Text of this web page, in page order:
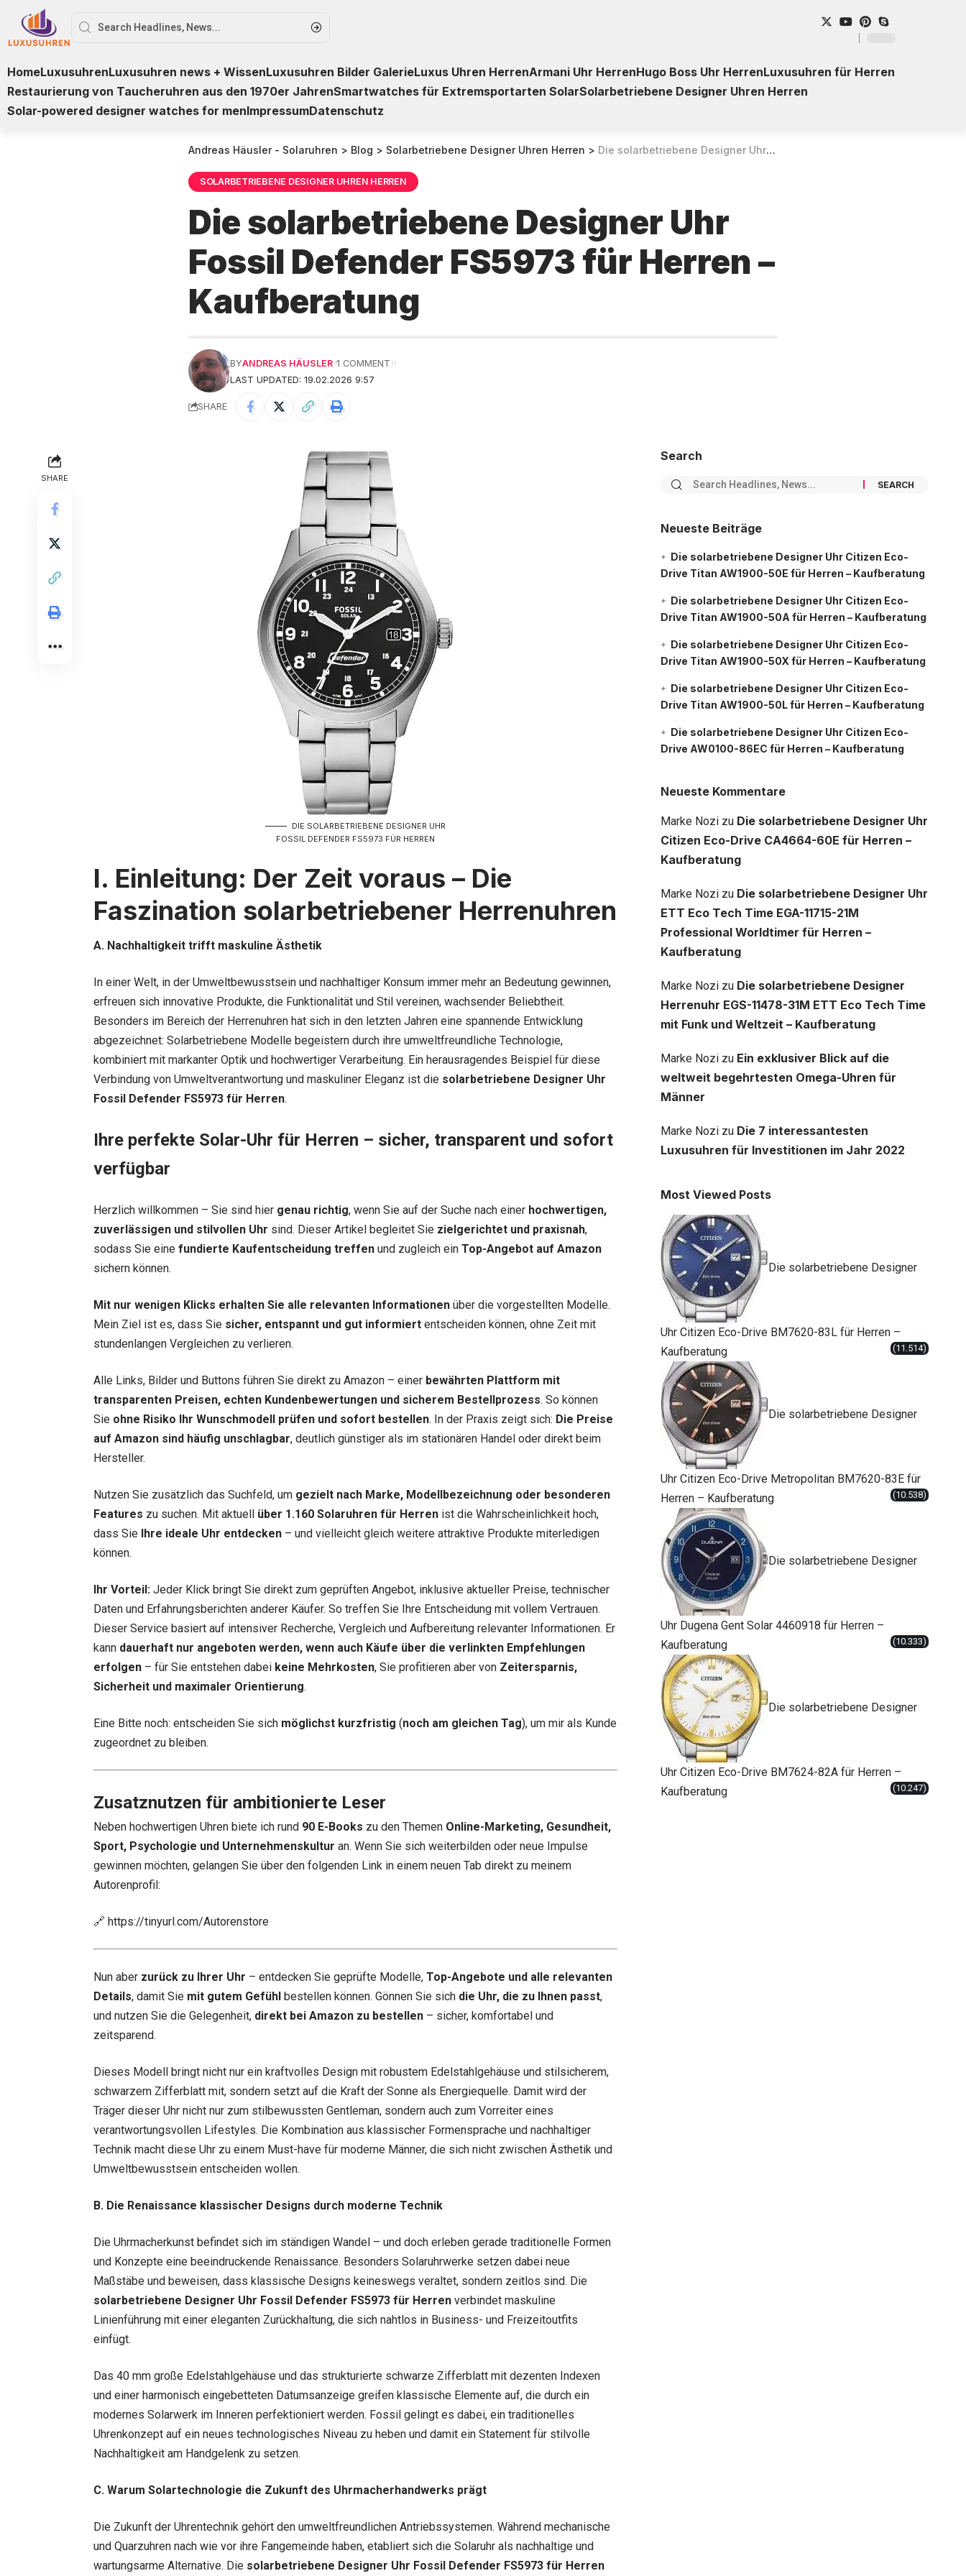
HomeLuxusuhrenLuxusuhren news + WissenLuxusuhren Bilder GalerieLuxus Uhren HerrenArmani Uhr HerrenHugo Boss Uhr HerrenLuxusuhren für Herren
Restaurierung von Taucheruhren aus den 1970er JahrenSmartwatches für Extremsportarten SolarSolarbetriebene Designer Uhren Herren
Solar-powered designer watches for menImpressumDatenschutz
Andreas Häusler - Solaruhren > Blog > Solarbetriebene Designer Uhren Herren > Die solarbetriebene Designer Uhr Fossil Defender FS5973 für Herren – Kaufberatung
SOLARBETRIEBENE DESIGNER UHREN HERREN
Die solarbetriebene Designer Uhr
Fossil Defender FS5973 für Herren –
Kaufberatung
LAST UPDATED: 19.02.2026 9:57
BYANDREAS HÄUSLER 1 COMMENT
SHARE
SHARE
DIE SOLARBETRIEBENE DESIGNER UHR
FOSSIL DEFENDER FS5973 FÜR HERREN
I. Einleitung: Der Zeit voraus – Die
Faszination solarbetriebener Herrenuhren
A. Nachhaltigkeit trifft maskuline Ästhetik
In einer Welt, in der Umweltbewusstsein und nachhaltiger Konsum immer mehr an Bedeutung gewinnen,
erfreuen sich innovative Produkte, die Funktionalität und Stil vereinen, wachsender Beliebtheit.
Besonders im Bereich der Herrenuhren hat sich in den letzten Jahren eine spannende Entwicklung
abgezeichnet: Solarbetriebene Modelle begeistern durch ihre umweltfreundliche Technologie,
kombiniert mit markanter Optik und hochwertiger Verarbeitung. Ein herausragendes Beispiel für diese
Verbindung von Umweltverantwortung und maskuliner Eleganz ist die solarbetriebene Designer Uhr
Fossil Defender FS5973 für Herren.
Ihre perfekte Solar-Uhr für Herren – sicher, transparent und sofort
verfügbar
Herzlich willkommen – Sie sind hier genau richtig, wenn Sie auf der Suche nach einer hochwertigen,
zuverlässigen und stilvollen Uhr sind. Dieser Artikel begleitet Sie zielgerichtet und praxisnah,
sodass Sie eine fundierte Kaufentscheidung treffen und zugleich ein Top-Angebot auf Amazon
sichern können.
Mit nur wenigen Klicks erhalten Sie alle relevanten Informationen über die vorgestellten Modelle.
Mein Ziel ist es, dass Sie sicher, entspannt und gut informiert entscheiden können, ohne Zeit mit
stundenlangen Vergleichen zu verlieren.
Alle Links, Bilder und Buttons führen Sie direkt zu Amazon – einer bewährten Plattform mit
transparenten Preisen, echten Kundenbewertungen und sicherem Bestellprozess. So können
Sie ohne Risiko Ihr Wunschmodell prüfen und sofort bestellen. In der Praxis zeigt sich: Die Preise
auf Amazon sind häufig unschlagbar, deutlich günstiger als im stationären Handel oder direkt beim
Hersteller.
Nutzen Sie zusätzlich das Suchfeld, um gezielt nach Marke, Modellbezeichnung oder besonderen
Features zu suchen. Mit aktuell über 1.160 Solaruhren für Herren ist die Wahrscheinlichkeit hoch,
dass Sie Ihre ideale Uhr entdecken – und vielleicht gleich weitere attraktive Produkte miterledigen
können.
Ihr Vorteil: Jeder Klick bringt Sie direkt zum geprüften Angebot, inklusive aktueller Preise, technischer
Daten und Erfahrungsberichten anderer Käufer. So treffen Sie Ihre Entscheidung mit vollem Vertrauen.
Dieser Service basiert auf intensiver Recherche, Vergleich und Aufbereitung relevanter Informationen. Er
kann dauerhaft nur angeboten werden, wenn auch Käufe über die verlinkten Empfehlungen
erfolgen – für Sie entstehen dabei keine Mehrkosten, Sie profitieren aber von Zeitersparnis,
Sicherheit und maximaler Orientierung.
Eine Bitte noch: entscheiden Sie sich möglichst kurzfristig (noch am gleichen Tag), um mir als Kunde
zugeordnet zu bleiben.
Zusatznutzen für ambitionierte Leser
Neben hochwertigen Uhren biete ich rund 90 E-Books zu den Themen Online-Marketing, Gesundheit,
Sport, Psychologie und Unternehmenskultur an. Wenn Sie sich weiterbilden oder neue Impulse
gewinnen möchten, gelangen Sie über den folgenden Link in einem neuen Tab direkt zu meinem
Autorenprofil:
🔗 https://tinyurl.com/Autorenstore
Nun aber zurück zu Ihrer Uhr – entdecken Sie geprüfte Modelle, Top-Angebote und alle relevanten
Details, damit Sie mit gutem Gefühl bestellen können. Gönnen Sie sich die Uhr, die zu Ihnen passt,
und nutzen Sie die Gelegenheit, direkt bei Amazon zu bestellen – sicher, komfortabel und
zeitsparend.
Dieses Modell bringt nicht nur ein kraftvolles Design mit robustem Edelstahlgehäuse und stilsicherem,
schwarzem Zifferblatt mit, sondern setzt auf die Kraft der Sonne als Energiequelle. Damit wird der
Träger dieser Uhr nicht nur zum stilbewussten Gentleman, sondern auch zum Vorreiter eines
verantwortungsvollen Lifestyles. Die Kombination aus klassischer Formensprache und nachhaltiger
Technik macht diese Uhr zu einem Must-have für moderne Männer, die sich nicht zwischen Ästhetik und
Umweltbewusstsein entscheiden wollen.
B. Die Renaissance klassischer Designs durch moderne Technik
Die Uhrmacherkunst befindet sich im ständigen Wandel – und doch erleben gerade traditionelle Formen
und Konzepte eine beeindruckende Renaissance. Besonders Solaruhrwerke setzen dabei neue
Maßstäbe und beweisen, dass klassische Designs keineswegs veraltet, sondern zeitlos sind. Die
solarbetriebene Designer Uhr Fossil Defender FS5973 für Herren verbindet maskuline
Linienführung mit einer eleganten Zurückhaltung, die sich nahtlos in Business- und Freizeitoutfits
einfügt.
Das 40 mm große Edelstahlgehäuse und das strukturierte schwarze Zifferblatt mit dezenten Indexen
und einer harmonisch eingebetteten Datumsanzeige greifen klassische Elemente auf, die durch ein
modernes Solarwerk im Inneren perfektioniert werden. Fossil gelingt es dabei, ein traditionelles
Uhrenkonzept auf ein neues technologisches Niveau zu heben und damit ein Statement für stilvolle
Nachhaltigkeit am Handgelenk zu setzen.
C. Warum Solartechnologie die Zukunft des Uhrmacherhandwerks prägt
Die Zukunft der Uhrentechnik gehört den umweltfreundlichen Antriebssystemen. Während mechanische
und Quarzuhren nach wie vor ihre Fangemeinde haben, etabliert sich die Solaruhr als nachhaltige und
wartungsarme Alternative. Die solarbetriebene Designer Uhr Fossil Defender FS5973 für Herren
Search
Neueste Beiträge
Die solarbetriebene Designer Uhr Citizen Eco-
Drive Titan AW1900-50E für Herren – Kaufberatung
Die solarbetriebene Designer Uhr Citizen Eco-
Drive Titan AW1900-50A für Herren – Kaufberatung
Die solarbetriebene Designer Uhr Citizen Eco-
Drive Titan AW1900-50X für Herren – Kaufberatung
Die solarbetriebene Designer Uhr Citizen Eco-
Drive Titan AW1900-50L für Herren – Kaufberatung
Die solarbetriebene Designer Uhr Citizen Eco-
Drive AW0100-86EC für Herren – Kaufberatung
Neueste Kommentare
Marke Nozizu Die solarbetriebene Designer Uhr
Citizen Eco-Drive CA4664-60E für Herren –
Kaufberatung
Marke Nozizu Die solarbetriebene Designer Uhr
ETT Eco Tech Time EGA-11715-21M
Professional Worldtimer für Herren –
Kaufberatung
Marke Nozizu Die solarbetriebene Designer
Herrenuhr EGS-11478-31M ETT Eco Tech Time
mit Funk und Weltzeit – Kaufberatung
Marke Nozizu Ein exklusiver Blick auf die
weltweit begehrtesten Omega-Uhren für
Männer
Marke Nozizu Die 7 interessantesten
Luxusuhren für Investitionen im Jahr 2022
Most Viewed Posts
Die solarbetriebene Designer
Uhr Citizen Eco-Drive BM7620-83L für Herren –
Kaufberatung
(11.514)
Die solarbetriebene Designer
Uhr Citizen Eco-Drive Metropolitan BM7620-83E für
Herren – Kaufberatung
(10.538)
Die solarbetriebene Designer
Uhr Dugena Gent Solar 4460918 für Herren –
Kaufberatung
(10.333)
Die solarbetriebene Designer
Uhr Citizen Eco-Drive BM7624-82A für Herren –
Kaufberatung
(10.247)